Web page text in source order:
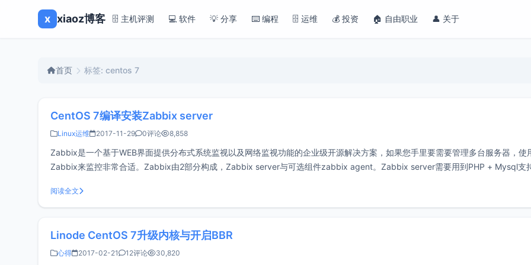
x xiaoz博客 🗄️ 主机评测 💻 软件 💡 分享 ⌨️ 编程 🗄️ 运维 💰 投资 🏠 自由职业 👤 关于
首页 标签: centos 7
CentOS 7编译安装Zabbix server
Linux运维 2017-11-29 0评论 8,858
Zabbix是一个基于WEB界面提供分布式系统监视以及网络监视功能的企业级开源解决方案，如果您手里要需要管理多台服务器，使
Zabbix来监控非常合适。Zabbix由2部分构成，Zabbix server与可选组件zabbix agent。Zabbix server需要用到PHP + Mysql支
阅读全文
Linode CentOS 7升级内核与开启BBR
心得 2017-02-21 12评论 30,820